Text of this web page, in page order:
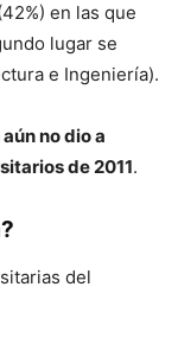
en las que
lugar se
e Ingeniería).
no dio a
de 2011.
del